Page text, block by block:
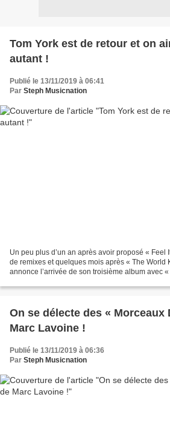
Tom York est de retour et on
autant !
Publié le 13/11/2019 à 06:41
Par Steph Musicnation
Un peu plus d’un an après avoir proposé « Feel
de remixes et quelques mois après « The World
annonce l’arrivée de son troisième album avec
On se délecte des « Morceaux
Marc Lavoine !
Publié le 13/11/2019 à 06:36
Par Steph Musicnation